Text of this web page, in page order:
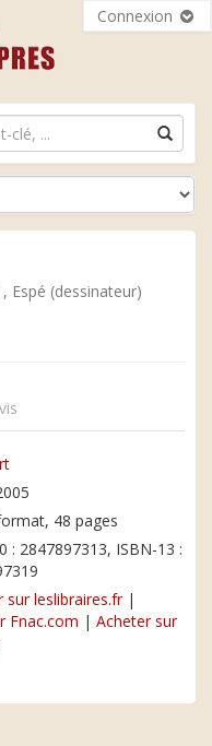
Connexion
, Espé (dessinateur)
48 pages
: 2847897313, ISBN-13 :
sur leslibraires.fr|
Fnac.com | Acheter sur